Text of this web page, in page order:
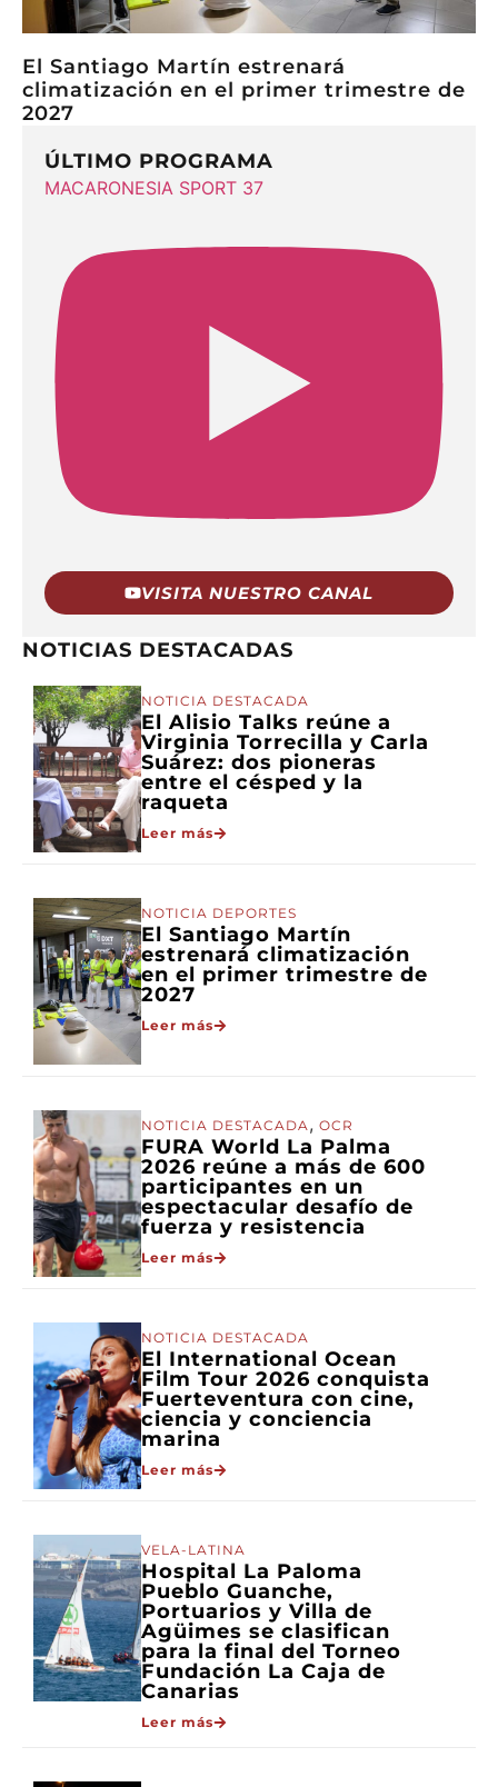
El Santiago Martín estrenará
climatización en el primer trimestre de
2027
ÚLTIMO PROGRAMA
MACARONESIA SPORT 37
VISITA NUESTRO CANAL
NOTICIAS DESTACADAS
NOTICIA DESTACADA
El Alisio Talks reúne a
Virginia Torrecilla y Carla
Suárez: dos pioneras
entre el césped y la
raqueta
Leer más
NOTICIA DEPORTES
El Santiago Martín
estrenará climatización
en el primer trimestre de
2027
Leer más
NOTICIA DESTACADA, OCR
FURA World La Palma
2026 reúne a más de 600
participantes en un
espectacular desafío de
fuerza y resistencia
Leer más
NOTICIA DESTACADA
El International Ocean
Film Tour 2026 conquista
Fuerteventura con cine,
ciencia y conciencia
marina
Leer más
VELA-LATINA
Hospital La Paloma
Pueblo Guanche,
Portuarios y Villa de
Agüimes se clasifican
para la final del Torneo
Fundación La Caja de
Canarias
Leer más